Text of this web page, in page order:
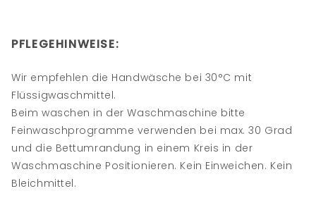
PFLEGEHINWEISE:
Wir empfehlen die Handwäsche bei 30°C mit
Flüssigwaschmittel.
Beim waschen in der Waschmaschine bitte
Feinwaschprogramme verwenden bei max. 30 Grad
und die Bettumrandung in einem Kreis in der
Waschmaschine Positionieren. Kein Einweichen. Kein
Bleichmittel.